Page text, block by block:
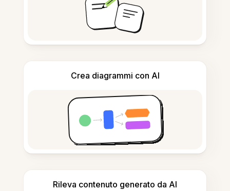
Crea diagrammi con AI
Rileva contenuto generato da AI